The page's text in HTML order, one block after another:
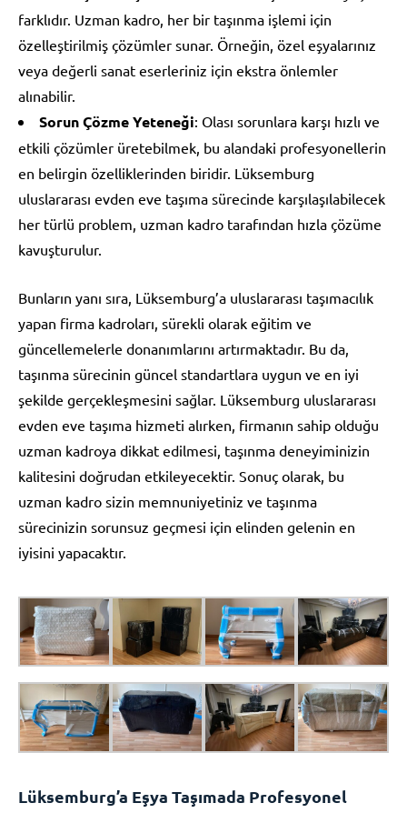
farklıdır. Uzman kadro, her bir taşınma işlemi için
özelleştirilmiş çözümler sunar. Örneğin, özel eşyalarınız
veya değerli sanat eserleriniz için ekstra önlemler
alınabilir.
Sorun Çözme Yeteneği: Olası sorunlara karşı hızlı ve
etkili çözümler üretebilmek, bu alandaki profesyonellerin
en belirgin özelliklerinden biridir. Lüksemburg
uluslararası evden eve taşıma sürecinde karşılaşılabilecek
her türlü problem, uzman kadro tarafından hızla çözüme
kavuşturulur.
Bunların yanı sıra, Lüksemburg’a uluslararası taşımacılık
yapan firma kadroları, sürekli olarak eğitim ve
güncellemelerle donanımlarını artırmaktadır. Bu da,
taşınma sürecinin güncel standartlara uygun ve en iyi
şekilde gerçekleşmesini sağlar. Lüksemburg uluslararası
evden eve taşıma hizmeti alırken, firmanın sahip olduğu
uzman kadroya dikkat edilmesi, taşınma deneyiminizin
kalitesini doğrudan etkileyecektir. Sonuç olarak, bu
uzman kadro sizin memnuniyetiniz ve taşınma
sürecinizin sorunsuz geçmesi için elinden gelenin en
iyisini yapacaktır.
Lüksemburg’a Eşya Taşımada Profesyonel